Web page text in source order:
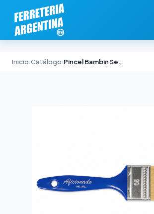
Inicio›Catálogo› Pincel Bambin Serie 50 Aficionado N°25 Cerda China Blanca